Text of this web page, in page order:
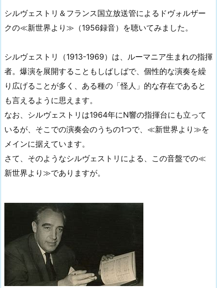
シルヴェストリ＆フランス国立放送管によるドヴォルザー
クの≪新世界より≫（1956録音）を聴いてみました。
シルヴェストリ（1913-1969）は、ルーマニア生まれの指揮
者。爆演を展開することもしばしばで、個性的な演奏を繰
り広げることが多く、ある種の「怪人」的な存在であると
も言えるように思えます。
なお、シルヴェストリは1964年にN響の指揮台にも立って
いるが、そこでの演奏会のうちの1つで、≪新世界より≫を
メインに据えています。
さて、そのようなシルヴェストリによる、この音盤での≪
新世界より≫でありますが。